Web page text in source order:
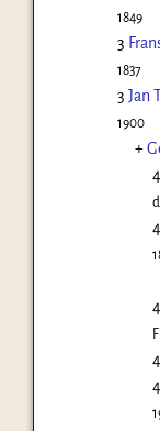
1849
3
1837
3 Jan
1900
+
4
4
4
4
4